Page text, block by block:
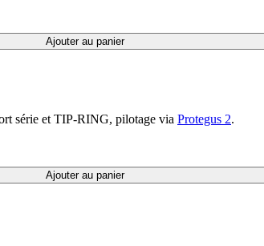
Ajouter au panier
série et TIP-RING, pilotage via Protegus 2.
Ajouter au panier